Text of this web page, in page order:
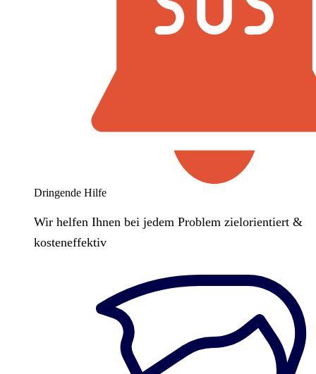
Dringende Hilfe
Wir helfen Ihnen bei jedem Problem zielorientiert &
kosteneffektiv